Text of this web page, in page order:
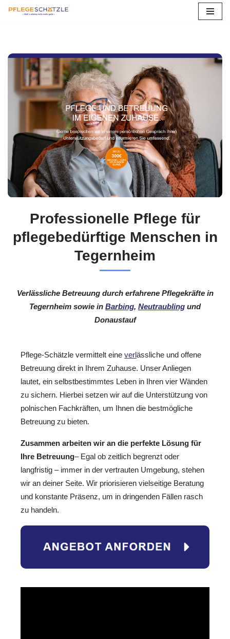
springen
Professionelle Pflege für
pflegebedürftige Menschen in
Tegernheim
Verlässliche Betreuung durch erfahrene Pflegekräfte in
Tegernheim sowie in Barbing, Neutraubling und
Donaustauf
Pflege-Schätzle vermittelt eine verlässliche und offene
Betreuung direkt in Ihrem Zuhause. Unser Anliegen
lautet, ein selbstbestimmtes Leben in Ihren vier Wänden
zu sichern. Hierbei setzen wir auf die Unterstützung von
polnischen Fachkräften, um Ihnen die bestmögliche
Betreuung zu bieten.
Zusammen arbeiten wir an die perfekte Lösung für
Ihre Betreuung– Egal ob zeitlich begrenzt oder
langfristig – immer in der vertrauten Umgebung, stehen
wir an deiner Seite. Wir priorisieren vielseitige Beratung
und konstante Präsenz, um in dringenden Fällen rasch
zu handeln.